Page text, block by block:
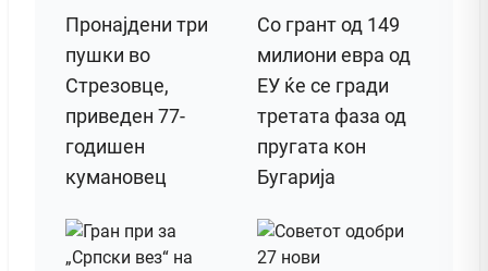
Пронајдени три
пушки во
Стрезовце,
приведен 77-
годишен
кумановец
Со грант од 149
милиони евра од
ЕУ ќе се гради
третата фаза од
пругата кон
Бугарија